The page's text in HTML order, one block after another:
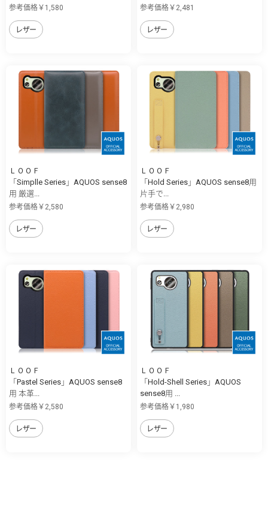
参考価格￥1,580
レザー
参考価格￥2,481
レザー
ＬＯＯＦ
「Simplle Series」AQUOS sense8
用 厳選...
参考価格￥2,580
レザー
ＬＯＯＦ
「Hold Series」AQUOS sense8用
片手で...
参考価格￥2,980
レザー
ＬＯＯＦ
「Pastel Series」AQUOS sense8
用 本革...
参考価格￥2,580
レザー
ＬＯＯＦ
「Hold-Shell Series」AQUOS
sense8用 ...
参考価格￥1,980
レザー